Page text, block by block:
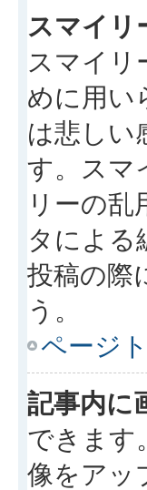
スマイリ
スマイリ
めに用い
は悲しい
す。スマ
リーの
タによる
投稿の際
う。
ページ
記事内に
できます
像をアッ